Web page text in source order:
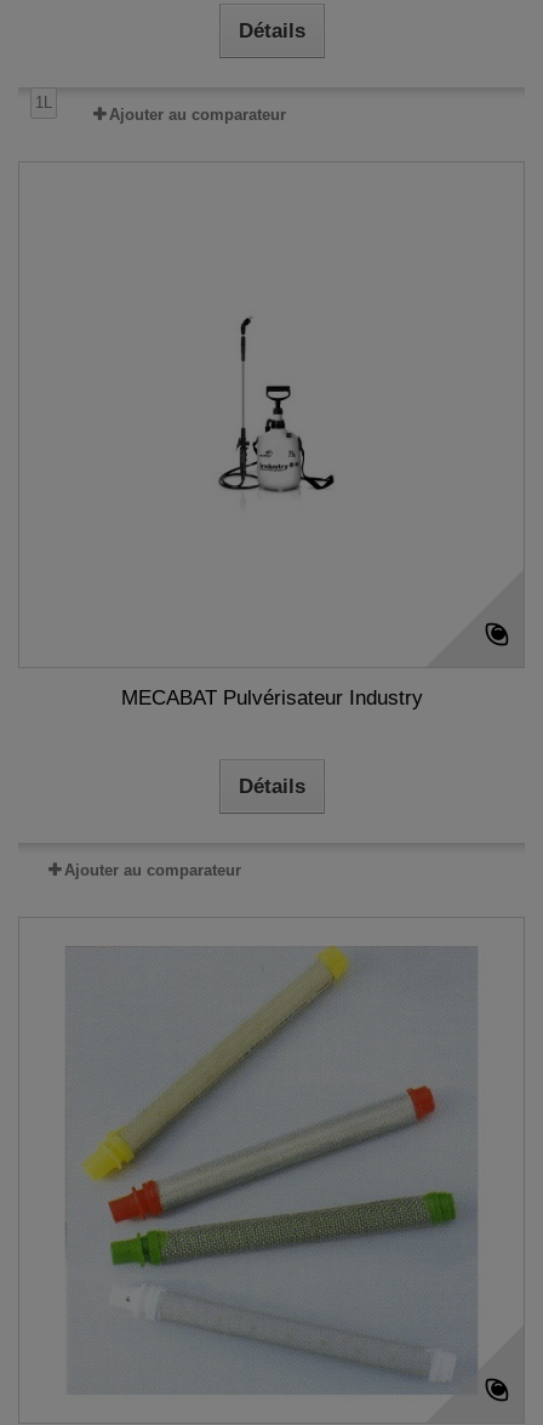
Détails
1L
Ajouter au comparateur
MECABAT Pulvérisateur Industry
Détails
Ajouter au comparateur